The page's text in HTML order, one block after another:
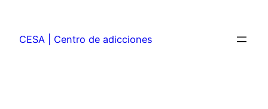
CESA | Centro de adicciones